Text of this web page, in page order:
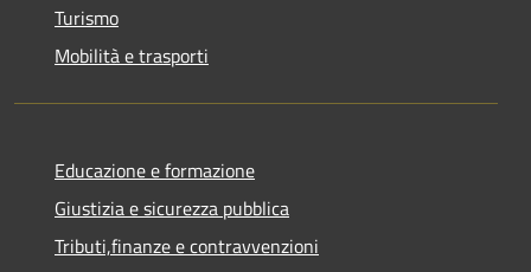
Turismo
Mobilità e trasporti
Educazione e formazione
Giustizia e sicurezza pubblica
Tributi,finanze e contravvenzioni